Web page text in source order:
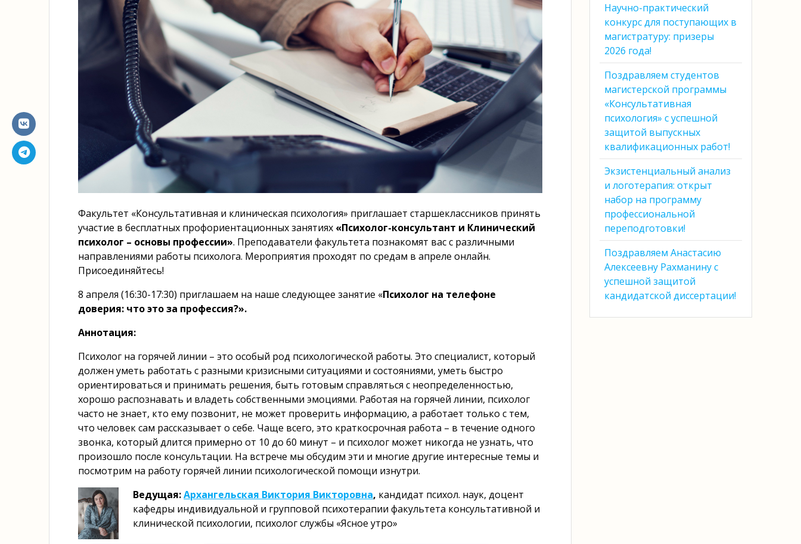
Факультет «Консультативная и клиническая психология» приглашает старшеклассников принять
участие в бесплатных профориентационных занятиях «Психолог-консультант и Клинический
психолог – основы профессии». Преподаватели факультета познакомят вас с различными
направлениями работы психолога. Мероприятия проходят по средам в апреле онлайн.
Присоединяйтесь!
8 апреля (16:30-17:30) приглашаем на наше следующее занятие «Психолог на телефоне
доверия: что это за профессия?».
Аннотация:
Психолог на горячей линии – это особый род психологической работы. Это специалист, который
должен уметь работать с разными кризисными ситуациями и состояниями, уметь быстро
ориентироваться и принимать решения, быть готовым справляться с неопределенностью,
хорошо распознавать и владеть собственными эмоциями. Работая на горячей линии, психолог
часто не знает, кто ему позвонит, не может проверить информацию, а работает только с тем,
что человек сам рассказывает о себе. Чаще всего, это краткосрочная работа – в течение одного
звонка, который длится примерно от 10 до 60 минут – и психолог может никогда не узнать, что
произошло после консультации. На встрече мы обсудим эти и многие другие интересные темы и
посмотрим на работу горячей линии психологической помощи изнутри.
Ведущая:Архангельская Виктория Викторовна, кандидат психол. наук, доцент
кафедры индивидуальной и групповой психотерапии факультета консультативной и
клинической психологии, психолог службы «Ясное утро»
Научно-практический
конкурс для поступающих в
магистратуру: призеры
2026 года!
Поздравляем студентов
магистерской программы
«Консультативная
психология» с успешной
защитой выпускных
квалификационных работ!
Экзистенциальный анализ
и логотерапия: открыт
набор на программу
профессиональной
переподготовки!
Поздравляем Анастасию
Алексеевну Рахманину с
успешной защитой
кандидатской диссертации!